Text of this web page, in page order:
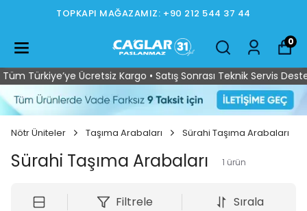
TOPKAPI MAĞAZAMIZ: +90 212 544 37 44
0
Türkiye’ye Ücretsiz Kargo • Satış Sonrası Teknik Servis
Nötr Üniteler Taşıma Arabaları Sürahi Taşıma Arabaları
Sürahi Taşıma Arabaları 1 ürün
Filtrele Sırala